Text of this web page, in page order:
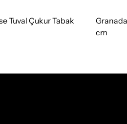
Tuval Çukur Tabak
cm